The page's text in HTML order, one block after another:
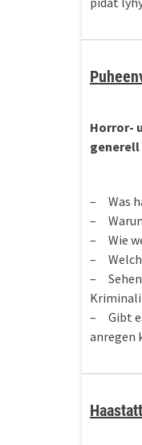
Horror-
generell
– Was
–
– Wie
–
– Sehen
– Gibt
anregen